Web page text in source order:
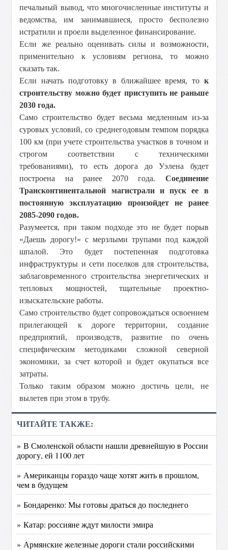
печальный вывод, что многочисленные институты и
ведомства, им занимавшиеся, просто бесполезно
истратили и проели выделенное финансирование.
Если же реально оценивать силы и возможности,
применительно к условиям региона, то можно
сказать так.
Если начать подготовку в ближайшее время, то к
строительству можно будет приступить не раньше
2030 года.
Само строительство будет весьма медленным из-за
суровых условий, со среднегодовым темпом порядка
100 км (при учете строительства участков в точном и
строгом соответствии с техническими
требованиями), то есть дорога до Уэлена будет
построена на ранее 2070 года. Соединение
Трансконтинентальной магистрали и пуск ее в
постоянную эксплуатацию произойдет не ранее
2085-2090 годов.
Разумеется, при таком подходе это не будет порыв
«Даешь дорогу!» с мерзлыми трупами под каждой
шпалой. Это будет постепенная подготовка
инфраструктуры и сети поселков для строительства,
заблаговременного строительства энергетических и
тепловых мощностей, тщательные проектно-
изыскательские работы.
Само строительство будет сопровождаться освоением
прилегающей к дороге территории, создание
предприятий, производств, развитие по очень
специфическим методиками сложной северной
экономики, за счет которой и будет окупаться все
затраты.
Только таким образом можно достичь цели, не
вылетев при этом в трубу.
ЧИТАЙТЕ ТАКЖЕ:
» В Смоленской области нашли древнейшую в России
дорогу, ей 1100 лет
» Американцы гораздо чаще хотят жить в прошлом,
чем в будущем
» Бондаренко: Мы готовы драться до последнего
» Катар: россияне ждут милости эмира
» Армянские железные дороги стали российскими